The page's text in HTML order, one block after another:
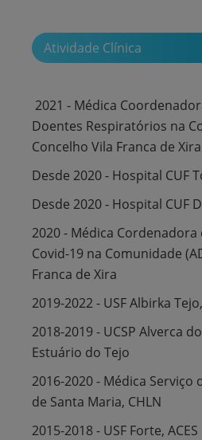
Atividade Clínica
2021 - Médica
Doentes Respiratórios na
Concelho Vila Franca de Xira
Desde 2020 - Hospital CUF
Desde 2020 - Hospital CUF
2020 - Médica
Covid-19 na Comunidade
Franca de Xira
2019-2022 - USF Albirka
2018-2019 - UCSP Alverca
Estuário do Tejo
2016-2020 - Médica
de Santa Maria, CHLN
2015-2018 - USF Forte,